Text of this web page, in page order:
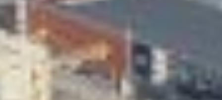
Mämminiemi
Taideapteekki
Kirjasto